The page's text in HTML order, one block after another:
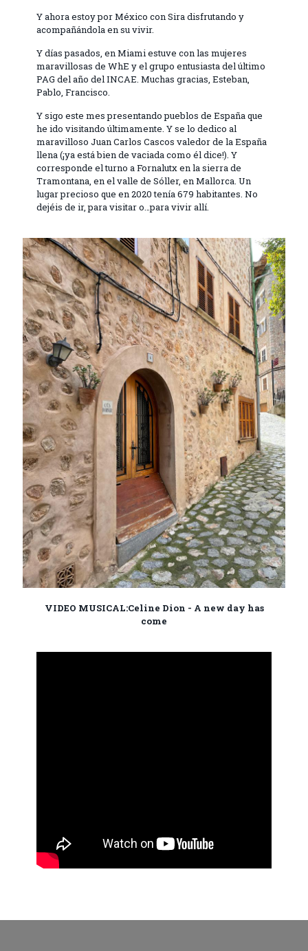
Y ahora estoy por México con Sira disfrutando y
acompañándola en su vivir.
Y días pasados, en Miami estuve con las mujeres
maravillosas de WhE y el grupo entusiasta del último
PAG del año del INCAE. Muchas gracias, Esteban,
Pablo, Francisco.
Y sigo este mes presentando pueblos de España que
he ido visitando últimamente. Y se lo dedico al
maravilloso Juan Carlos Cascos valedor de la España
llena (¡ya está bien de vaciada como él dice!). Y
corresponde el turno a Fornalutx en la sierra de
Tramontana, en el valle de Sóller, en Mallorca. Un
lugar precioso que en 2020 tenía 679 habitantes. No
dejéis de ir, para visitar o…para vivir allí.
VIDEO MUSICAL:Celine Dion - A new day has
come